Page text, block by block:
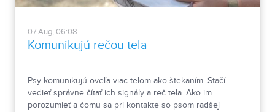
07.Aug, 06:08
Komunikujú rečou tela
Psy komunikujú oveľa viac telom ako štekaním. Stačí
vedieť správne čítať ich signály a reč tela. Ako im
porozumieť a čomu sa pri kontakte so psom radšej